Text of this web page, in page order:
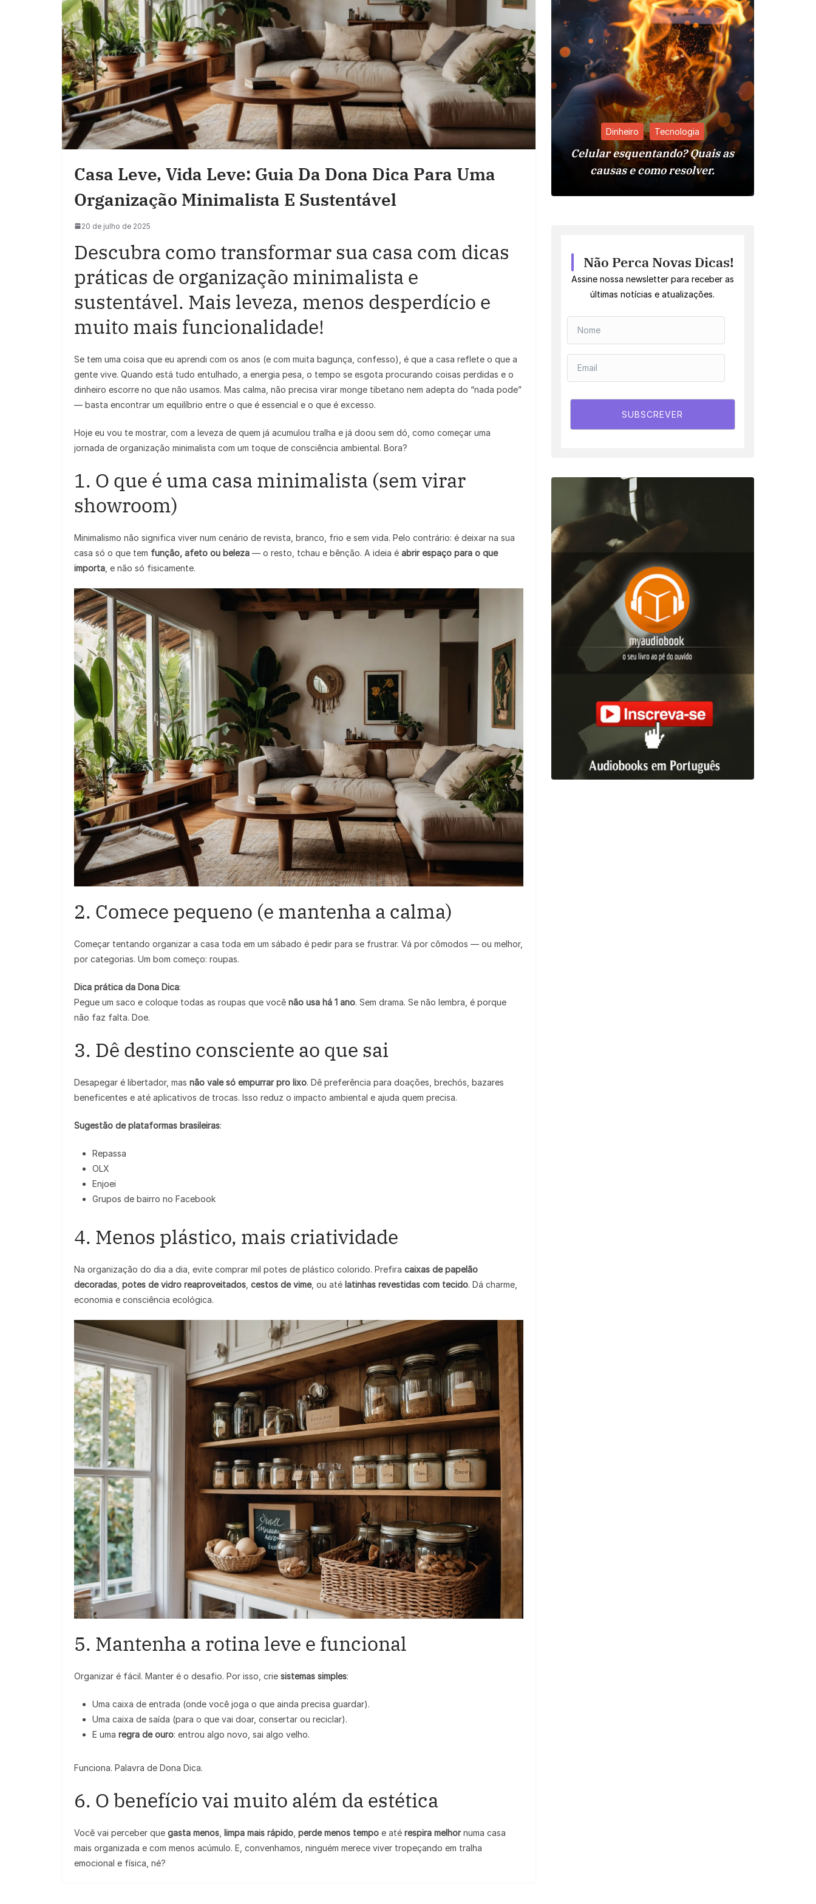
Casa Leve, Vida Leve: Guia Da Dona Dica Para Uma
Organização Minimalista E Sustentável
20 de julho de 2025
Descubra como transformar sua casa com dicas
práticas de organização minimalista e
sustentável. Mais leveza, menos desperdício e
muito mais funcionalidade!
Se tem uma coisa que eu aprendi com os anos (e com muita bagunça, confesso), é que a casa reflete o que a
gente vive. Quando está tudo entulhado, a energia pesa, o tempo se esgota procurando coisas perdidas e o
dinheiro escorre no que não usamos. Mas calma, não precisa virar monge tibetano nem adepta do “nada pode”
— basta encontrar um equilíbrio entre o que é essencial e o que é excesso.
Hoje eu vou te mostrar, com a leveza de quem já acumulou tralha e já doou sem dó, como começar uma
jornada de organização minimalista com um toque de consciência ambiental. Bora?
1. O que é uma casa minimalista (sem virar
showroom)
Minimalismo não significa viver num cenário de revista, branco, frio e sem vida. Pelo contrário: é deixar na sua
casa só o que tem função, afeto ou beleza — o resto, tchau e bênção. A ideia é abrir espaço para o que
importa , e não só fisicamente.
2. Comece pequeno (e mantenha a calma)
Começar tentando organizar a casa toda em um sábado é pedir para se frustrar. Vá por cômodos — ou melhor,
por categorias. Um bom começo: roupas.
Dica prática da Dona Dica:
Pegue um saco e coloque todas as roupas que você não usa há 1 ano. Sem drama. Se não lembra, é porque
não faz falta. Doe.
3. Dê destino consciente ao que sai
Desapegar é libertador, mas não vale só empurrar pro lixo. Dê preferência para doações, brechós, bazares
beneficentes e até aplicativos de trocas. Isso reduz o impacto ambiental e ajuda quem precisa.
Sugestão de plataformas brasileiras:
Repassa
OLX
Enjoei
Grupos de bairro no Facebook
4. Menos plástico, mais criatividade
Na organização do dia a dia, evite comprar mil potes de plástico colorido. Prefira caixas de papelão
decoradas potes de vidro reaproveitados cestos de vime, ou até latinhas revestidas com tecido. Dá charme,
economia e consciência ecológica.
5. Mantenha a rotina leve e funcional
Organizar é fácil. Manter é o desafio. Por isso, crie sistemas simples:
Uma caixa de entrada (onde você joga o que ainda precisa guardar).
Uma caixa de saída (para o que vai doar, consertar ou reciclar).
E uma regra de ouro: entrou algo novo, sai algo velho.
Funciona. Palavra de Dona Dica.
6. O benefício vai muito além da estética
Você vai perceber que gasta menos limpa mais rápido perde menos tempo e até respira melhornuma casa
mais organizada e com menos acúmulo. E, convenhamos, ninguém merece viver tropeçando em tralha
emocional e física, né?
Dinheiro Tecnologia
Celular esquentando? Quais as
causas e como resolver.
Não Perca Novas Dicas!
Assine nossa newsletter para receber as
últimas notícias e atualizações.
SUBSCREVER